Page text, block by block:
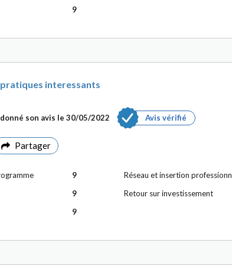
9
interessants
son avis le 30/05/2022 Avis vérifié
Partager
9
9
9
Réseau et insertion
Retour sur investissement